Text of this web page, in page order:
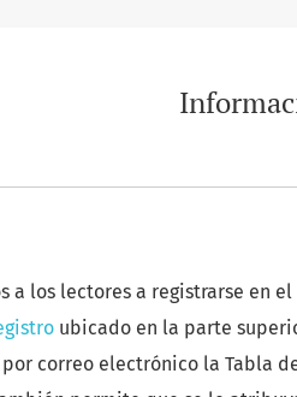
a los lectores a registrarse en
ubicado en la parte
correo electrónico la Tabla